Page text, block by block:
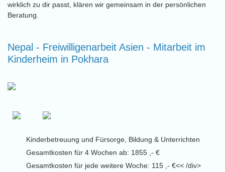
wirklich zu dir passt, klären wir gemeinsam in der persönlichen
Beratung.
Nepal - Freiwilligenarbeit Asien - Mitarbeit im
Kinderheim in Pokhara
Kinderbetreuung und Fürsorge, Bildung & Unterrichten
Gesamtkosten für 4 Wochen ab: 1855 ,- €
Gesamtkosten für jede weitere Woche: 115 ,- €<< /div>